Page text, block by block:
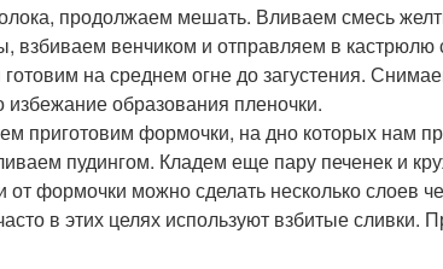
продолжаем мешать. Вливаем смесь
взбиваем венчиком и отправляем в
на среднем огне до загустения.
образования пленочки.
приготовим формочки, на дно которых нам
пудингом. Кладем еще пару печенек и
от формочки можно сделать несколько слоев
в этих целях используют взбитые сливки.